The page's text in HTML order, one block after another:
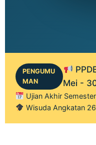
PENGUMU
MAN
Mei -
Ujian Akhir
Wisuda Angkatan